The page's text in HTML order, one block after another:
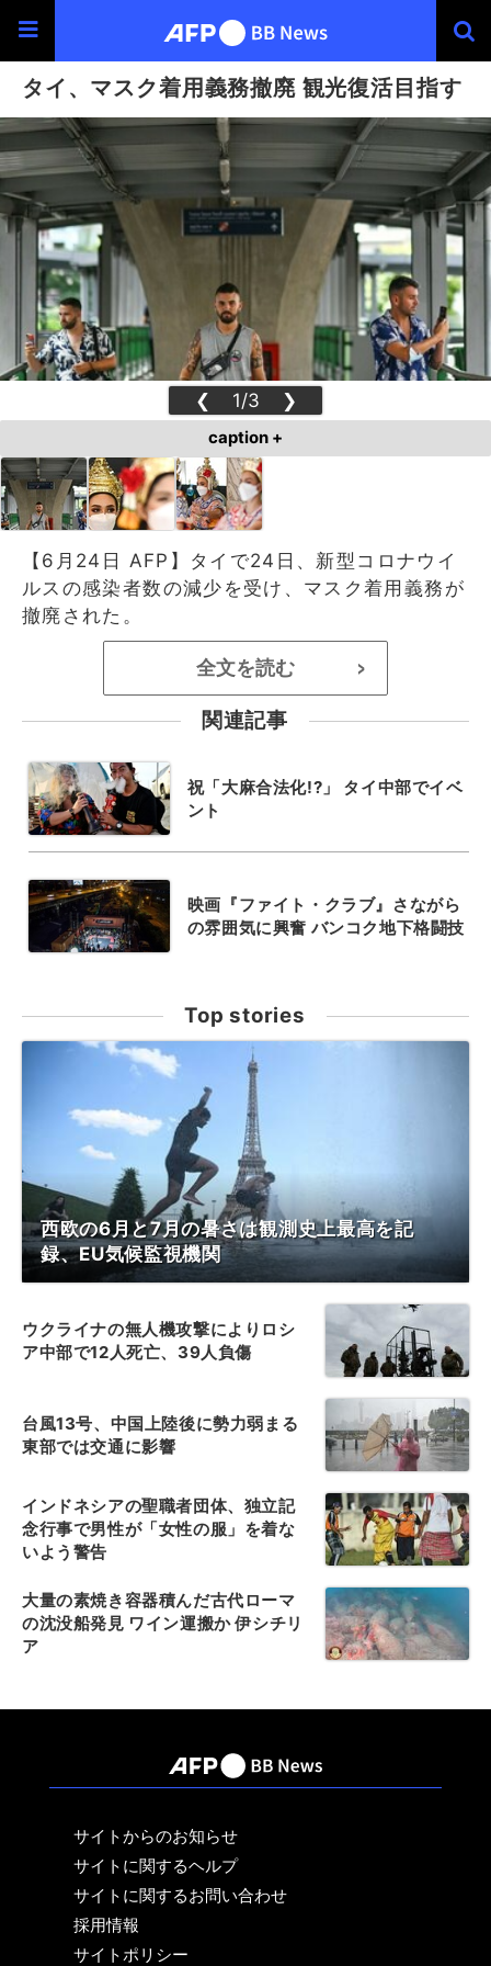
タイ、マスク着用義務撤廃 観光復活目指す
❮ 1/3 ❯
caption +
【6月24日 AFP】タイで24日、新型コロナウイ
ルスの感染者数の減少を受け、マスク着用義務が
撤廃された。
全文を読む >
関連記事
祝「大麻合法化!?」 タイ中部でイベ
ント
映画『ファイト・クラブ』さながら
の雰囲気に興奮 バンコク地下格闘技
Top stories
西欧の6月と7月の暑さは観測史上最高を記
録、EU気候監視機関
ウクライナの無人機攻撃によりロシ
ア中部で12人死亡、39人負傷
台風13号、中国上陸後に勢力弱まる
東部では交通に影響
インドネシアの聖職者団体、独立記
念行事で男性が「女性の服」を着な
いよう警告
大量の素焼き容器積んだ古代ローマ
の沈没船発見 ワイン運搬か 伊シチリ
ア
サイトからのお知らせ
サイトに関するヘルプ
サイトに関するお問い合わせ
採用情報
サイトポリシー